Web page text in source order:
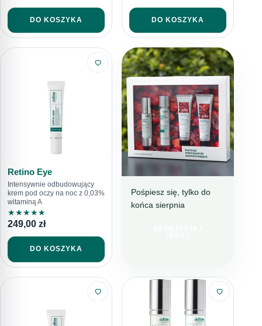
przed niekorzystnymi czynnikami, na przykład przed
zanieczyszczeniami środowiska czy klimatyzacją.
DO KOSZYKA DO KOSZYKA
Retino Eye
Intensywnie odbudowujący
krem pod oczy na noc z 0,03%
witaminą A
★★★★★
249,00 zł
DO KOSZYKA
BESTSELLEROWA
Pośpiesz się, tylko do
końca sierpnia